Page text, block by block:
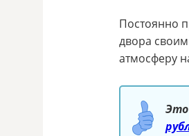
Постоянно
двора
атмосферу